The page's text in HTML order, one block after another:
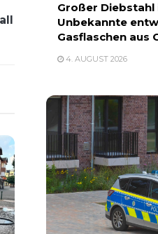
Großer Diebstahl
Unbekannte
Gasflaschen aus
4. AUGUST 2026